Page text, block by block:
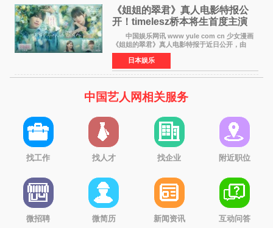
《姐姐的翠君》真人电影特报公
开！timelesz桥本将生首度主演
12月4日上映
中国娱乐网讯 www yule com cn 少女漫画
《姐姐的翠君》真人电影特报于近日公开，由
timelesz成员桥本将生担任主演，这也是他首次
担任电影主演，引发高度关注。 女高中生咲
苗翠（中岛瑠菜
日本娱乐
中国艺人网相关服务
找工作 找人才 找企业 附近职位
微招聘 微简历 新闻资讯 互动问答